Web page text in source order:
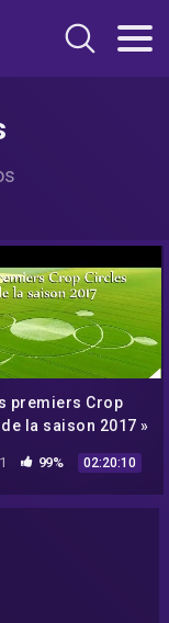
premiers Crop
la saison 2017 »
NURÉA TV
99% 02:20:10